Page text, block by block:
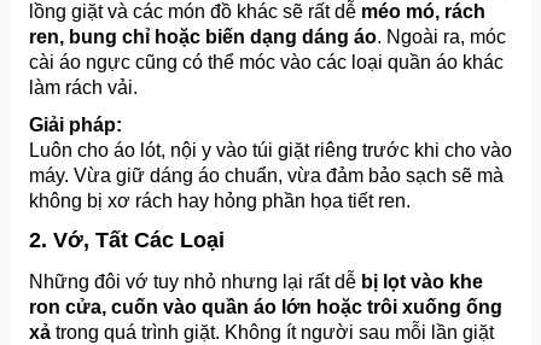
lồng giặt và các món đồ khác sẽ rất dễ méo mó, rách
ren, bung chỉ hoặc biến dạng dáng áo. Ngoài ra, móc
cài áo ngực cũng có thể móc vào các loại quần áo khác
làm rách vải.
Giải pháp:
Luôn cho áo lót, nội y vào túi giặt riêng trước khi cho vào
máy. Vừa giữ dáng áo chuẩn, vừa đảm bảo sạch sẽ mà
không bị xơ rách hay hỏng phần họa tiết ren.
2. Vớ, Tất Các Loại
Những đôi vớ tuy nhỏ nhưng lại rất dễ bị lọt vào khe
ron cửa, cuốn vào quần áo lớn hoặc trôi xuống ống
xả trong quá trình giặt. Không ít người sau mỗi lần giặt